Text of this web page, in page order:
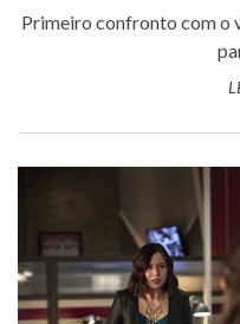
Primeiro confronto com o